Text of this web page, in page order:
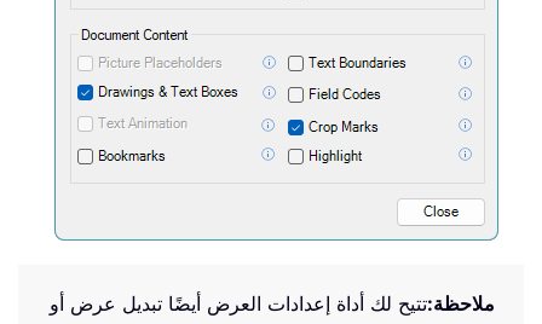
ملاحظة:تتيح لك أداة إعدادات العرض أيضًا تبديل عرض أو